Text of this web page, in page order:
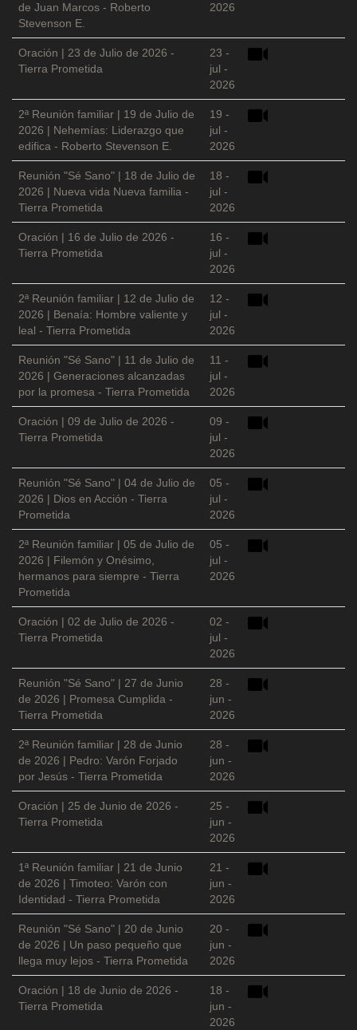
de Juan Marcos - Roberto
Stevenson E.
2026
Oración | 23 de Julio de 2026 -
Tierra Prometida
23 -
jul -
2026
2ª Reunión familiar | 19 de Julio de
2026 | Nehemías: Liderazgo que
edifica - Roberto Stevenson E.
19 -
jul -
2026
Reunión "Sé Sano" | 18 de Julio de
2026 | Nueva vida Nueva familia -
Tierra Prometida
18 -
jul -
2026
Oración | 16 de Julio de 2026 -
Tierra Prometida
16 -
jul -
2026
2ª Reunión familiar | 12 de Julio de
2026 | Benaía: Hombre valiente y
leal - Tierra Prometida
12 -
jul -
2026
Reunión "Sé Sano" | 11 de Julio de
2026 | Generaciones alcanzadas
por la promesa - Tierra Prometida
11 -
jul -
2026
Oración | 09 de Julio de 2026 -
Tierra Prometida
09 -
jul -
2026
Reunión "Sé Sano" | 04 de Julio de
2026 | Dios en Acción - Tierra
Prometida
05 -
jul -
2026
2ª Reunión familiar | 05 de Julio de
2026 | Filemón y Onésimo,
hermanos para siempre - Tierra
Prometida
05 -
jul -
2026
Oración | 02 de Julio de 2026 -
Tierra Prometida
02 -
jul -
2026
Reunión "Sé Sano" | 27 de Junio
de 2026 | Promesa Cumplida -
Tierra Prometida
28 -
jun -
2026
2ª Reunión familiar | 28 de Junio
de 2026 | Pedro: Varón Forjado
por Jesús - Tierra Prometida
28 -
jun -
2026
Oración | 25 de Junio de 2026 -
Tierra Prometida
25 -
jun -
2026
1ª Reunión familiar | 21 de Junio
de 2026 | Timoteo: Varón con
Identidad - Tierra Prometida
21 -
jun -
2026
Reunión "Sé Sano" | 20 de Junio
de 2026 | Un paso pequeño que
llega muy lejos - Tierra Prometida
20 -
jun -
2026
Oración | 18 de Junio de 2026 -
Tierra Prometida
18 -
jun -
2026